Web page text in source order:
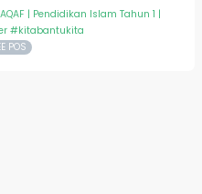
| Pendidikan Islam Tahun 1 |
#kitabantukita
POS